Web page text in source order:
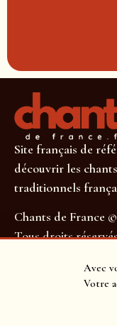
Avec
Votre
Site français de
découvrir les
traditionnels
Chants de France ©
Tous droits
SUIVEZ-NOUS POUR